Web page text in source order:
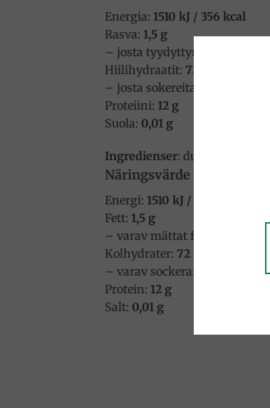
Energia: 1510 kJ / 356 kcal
Rasva: 1,5 g
– josta tyydyttyneitä:
Hiilihydraatit: 72 g
– josta sokereita:
Proteiini: 12 g
Suola: 0,01 g
Ingredienser: durumvetemjöl
Näringsvärde (per 100 g)
Energi: 1510 kJ / 356 kcal
Fett: 1,5 g
– varav mättat fett:
Kolhydrater: 72 g
– varav sockerarter:
Protein: 12 g
Salt: 0,01 g